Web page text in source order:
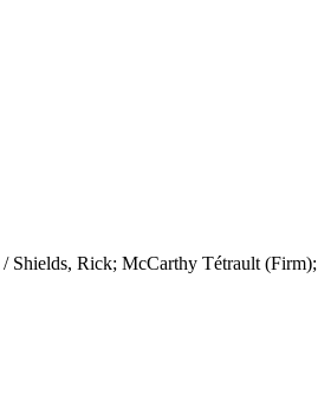
/ Shields, Rick; McCarthy Tétrault